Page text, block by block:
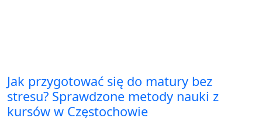
Jak przygotować się do matury bez
stresu? Sprawdzone metody nauki z
kursów w Częstochowie